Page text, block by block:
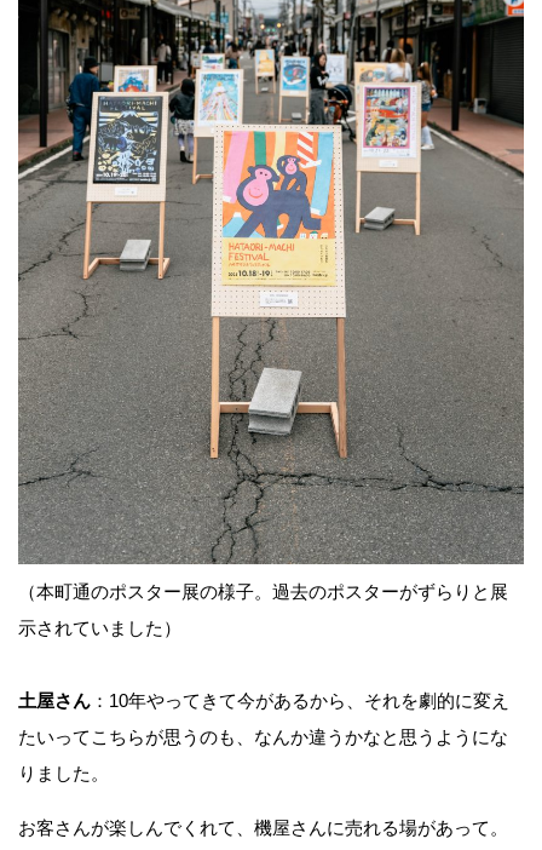
（本町通のポスター展の様子。過去のポスターがずらりと展
示されていました）
土屋さん ：10年やってきて今があるから、それを劇的に変え
たいってこちらが思うのも、なんか違うかなと思うようにな
りました。
お客さんが楽しんでくれて、機屋さんに売れる場があって。